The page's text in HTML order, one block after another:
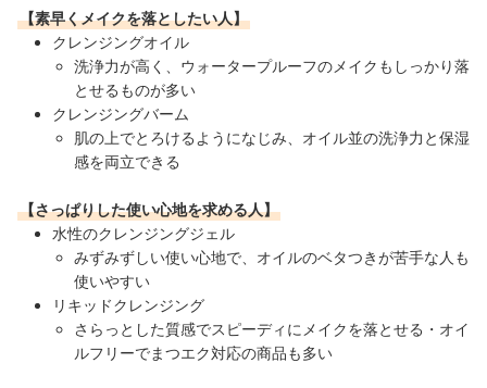
【素早くメイクを落としたい人】
クレンジングオイル
洗浄力が高く、ウォータープルーフのメイクもしっかり落
とせるものが多い
クレンジングバーム
肌の上でとろけるようになじみ、オイル並の洗浄力と保湿
感を両立できる
【さっぱりした使い心地を求める人】
水性のクレンジングジェル
みずみずしい使い心地で、オイルのベタつきが苦手な人も
使いやすい
リキッドクレンジング
さらっとした質感でスピーディにメイクを落とせる・オイ
ルフリーでまつエク対応の商品も多い